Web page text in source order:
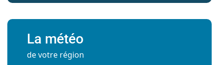
La météo
de votre région